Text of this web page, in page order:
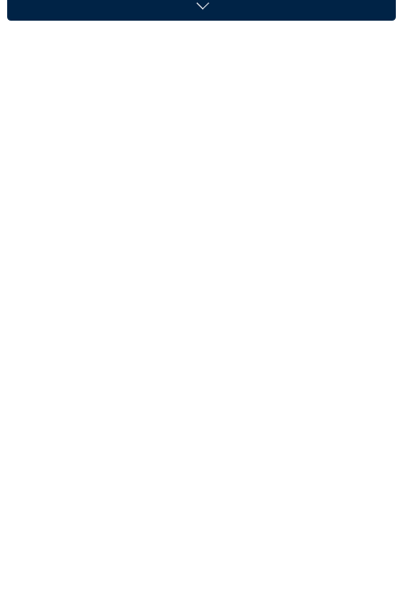
「えっ、スタバでコーラ!?」と、驚く人も多いはず。筆